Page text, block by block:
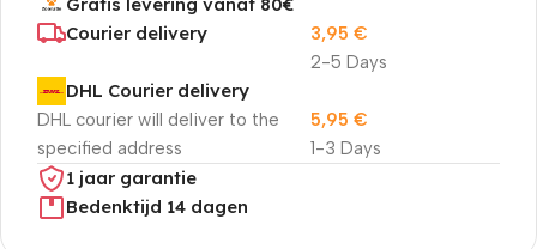
Courier delivery
2-5 Days
3,95 €
DHL Courier delivery
DHL courier will deliver to the
specified address
1-3 Days
5,95 €
1 jaar garantie
Bedenktijd 14 dagen